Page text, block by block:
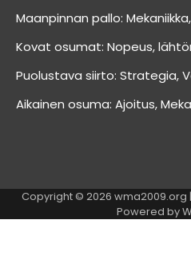
Maanpinnan pallo:
Kovat osumat: Nopeus,
Puolustava siirto: Strategia,
Aikainen osuma: Ajoitus,
Copyright © 2026 wma2009.org
Powered by